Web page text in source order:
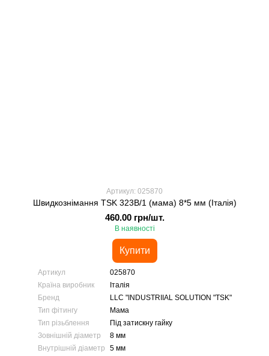
Артикул: 025870
Швидкознімання TSK 323В/1 (мама) 8*5 мм (Італія)
460.00 грн/шт.
В наявності
Купити
Артикул
025870
Країна виробник
Італія
Бренд
LLC "INDUSTRIIAL SOLUTION "TSK"
Тип фітингу
Мама
Тип різьблення
Під затискну гайку
Зовнішній діаметр
8 мм
Внутрішній діаметр
5 мм